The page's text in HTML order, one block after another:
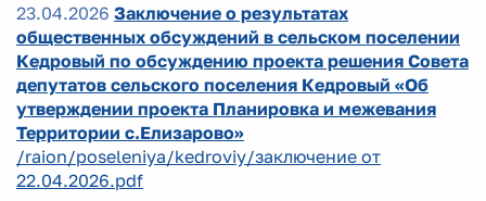
23.04.2026 Заключение о результатах
общественных обсуждений в сельском поселении
Кедровый по обсуждению проекта решения Совета
депутатов сельского поселения Кедровый «Об
утверждении проекта Планировка и межевания
Территории с.Елизарово»
/raion/poseleniya/kedroviy/заключение от
22.04.2026.pdf